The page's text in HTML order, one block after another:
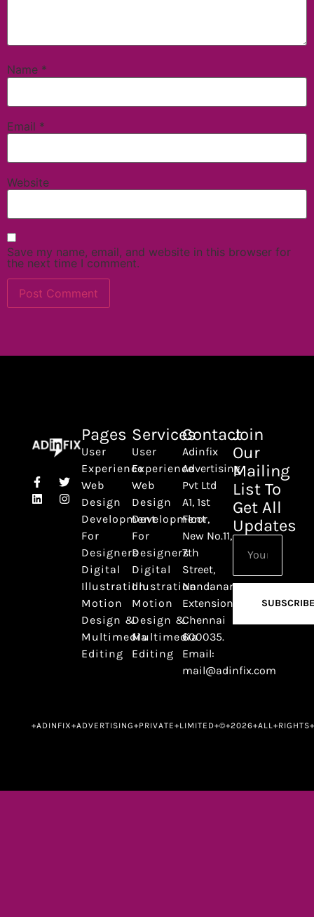
Name *
Email *
Website
Save my name, email, and website in this browser for
the next time I comment.
Pages
User
Experience
Web
Design
Development
For
Designers
Digital
Illustration
Motion
Design &
Multimedia
Editing
Services
User
Experience
Web
Design
Development
For
Designers
Digital
Illustration
Motion
Design &
Multimedia
Editing
Contact
Adinfix
Advertising
Pvt Ltd
A1, 1st
Floor,
New No.11,
7th
Street,
Nandanam
Extension,
Chennai
600035.
Email:
mail@adinfix.com
Join
Our
Mailing
List To
Get All
Updates
SUBSCRIBE